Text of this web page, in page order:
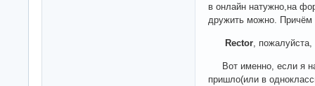
в онлайн натужно,на
дружить можно. Причём
Rector ,
Вот именно, если я
пришло(или в